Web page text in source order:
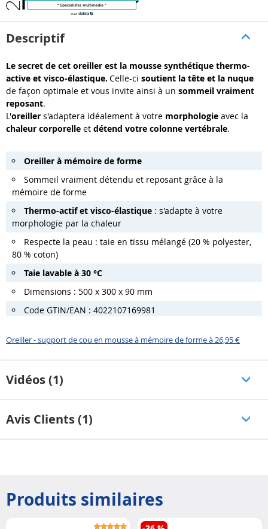
Descriptif
Le secret de cet oreiller est la mousse synthétique thermo-
active et visco-élastique. Celle-ci soutient la tête et la nuque
de façon optimale et vous invite ainsi à un sommeil vraiment
reposant.
L'oreiller s'adaptera idéalement à votre morphologie avec la
chaleur corporelle et détend votre colonne vertébrale.
Oreiller à mémoire de forme
Sommeil vraiment détendu et reposant grâce à la
mémoire de forme
Thermo-actif et visco-élastique : s'adapte à votre
morphologie par la chaleur
Respecte la peau : taie en tissu mélangé (20 % polyester,
80 % coton)
Taie lavable à 30 °C
Dimensions : 500 x 300 x 90 mm
Code GTIN/EAN : 4022107169981
Oreiller - support de cou en mousse à mémoire de forme à 26,95 €
Vidéos (1)
Avis Clients (1)
Produits similaires